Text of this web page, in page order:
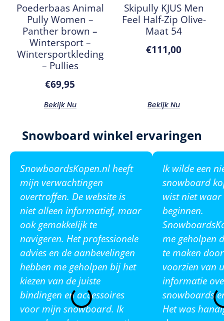
Poederbaas Animal
Pully Women –
Panther brown –
Wintersport –
Wintersportkleding
– Pullies
€69,95
Bekijk Nu
Skipully KJUS Men
Feel Half-Zip Olive-
Maat 54
€111,00
Bekijk Nu
Snowboard winkel ervaringen
SnowboardsKopen.nl heeft
mijn verwachtingen
overtroffen. De website is
niet alleen informatief, maar
ook gemakkelijk te
navigeren. Het professionele
advies en de aanbevelingen
hebben me geholpen bij het
kiezen van de juiste
bindingen en accessoires
voor mijn snowboard. Ik
Ik wilde een
snowboard
wist niet waar
beginnen.
me geholpen
te maken
voorzien van
informatie
snowboards
Het was